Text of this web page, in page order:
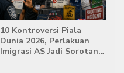
10 Kontroversi Piala
Dunia 2026, Perlakuan
Imigrasi AS Jadi Sorotan